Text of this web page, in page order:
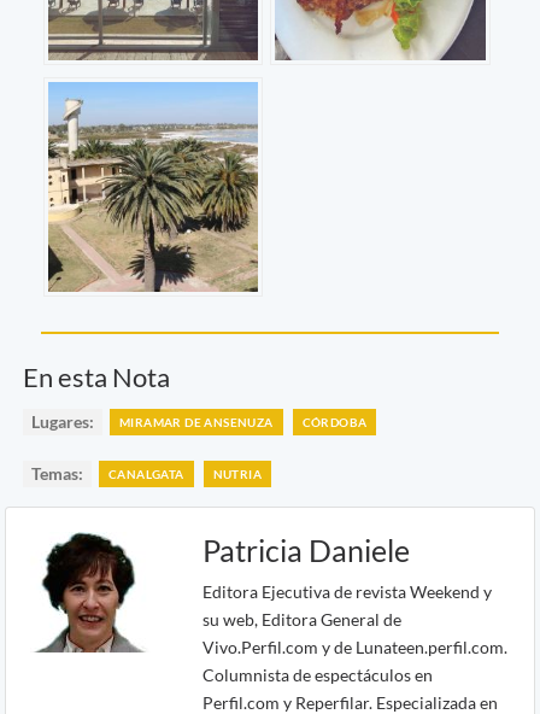
En esta Nota
Lugares: MIRAMAR DE ANSENUZA CÓRDOBA
Temas: CANALGATA NUTRIA
Patricia Daniele
Editora Ejecutiva de revista Weekend y
su web, Editora General de
Vivo.Perfil.com y de Lunateen.perfil.com.
Columnista de espectáculos en
Perfil.com y Reperfilar. Especializada en